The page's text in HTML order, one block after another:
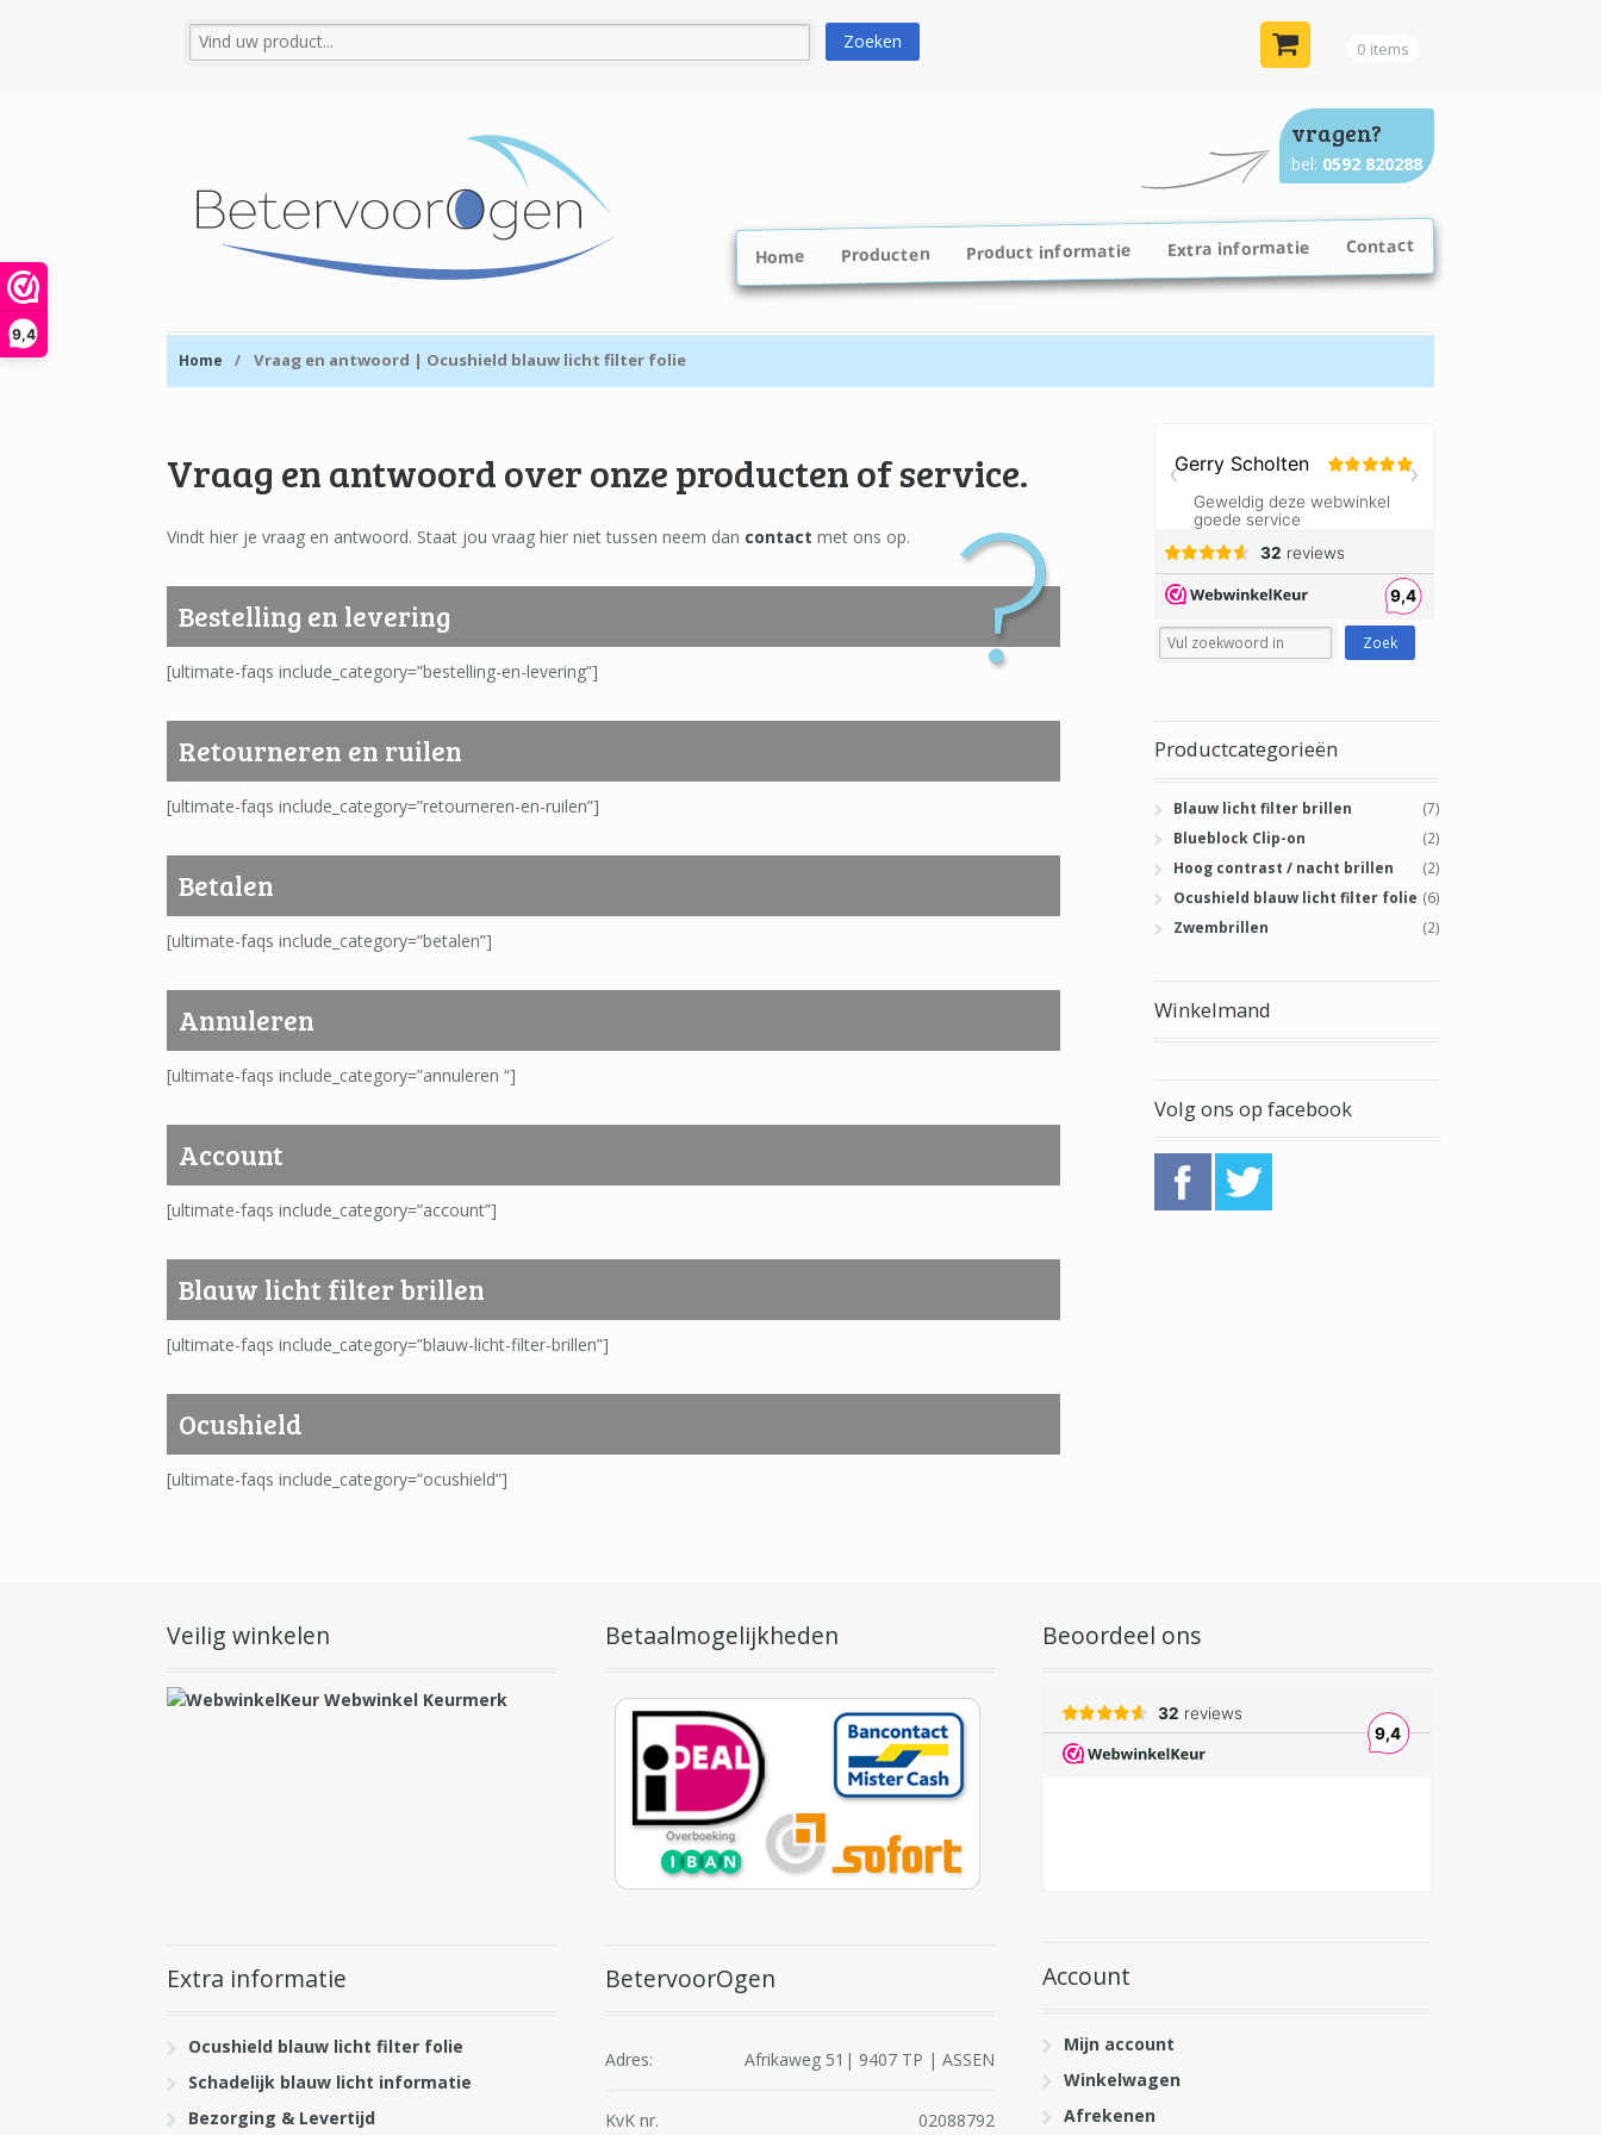
9,4
0 items
vragen?
bel: 0592 820288
Home Producten Product informatie Extra informatie Contact
Home / Vraag en antwoord | Ocushield blauw licht filter folie
Vraag en antwoord over onze producten of service.
Vindt hier je vraag en antwoord. Staat jou vraag hier niet tussen neem dan contact met ons op.
Bestelling en levering
[ultimate-faqs include_category=”bestelling-en-levering”]
Retourneren en ruilen
[ultimate-faqs include_category=”retourneren-en-ruilen”]
Betalen
[ultimate-faqs include_category=”betalen”]
Annuleren
[ultimate-faqs include_category=”annuleren “]
Account
[ultimate-faqs include_category=”account”]
Blauw licht filter brillen
[ultimate-faqs include_category=”blauw-licht-filter-brillen”]
Ocushield
[ultimate-faqs include_category=”ocushield”]
Productcategorieën
Blauw licht filter brillen
(7)
Blueblock Clip-on
(2)
Hoog contrast / nacht brillen
(2)
Ocushield blauw licht filter folie (6)
Zwembrillen
(2)
Winkelmand
Volg ons op facebook
Veilig winkelen
Extra informatie
Ocushield blauw licht filter folie
Schadelijk blauw licht informatie
Bezorging & Levertijd
Betaalmogelijkheden
BetervoorOgen
Adres: Afrikaweg 51| 9407 TP | ASSEN
KvK nr. 02088792
Beoordeel ons
Account
Mijn account
Winkelwagen
Afrekenen